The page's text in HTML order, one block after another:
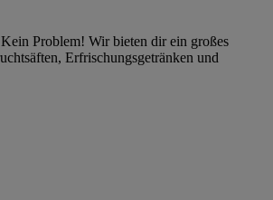
Problem! Wir bieten dir ein großes
Erfrischungsgetränken und